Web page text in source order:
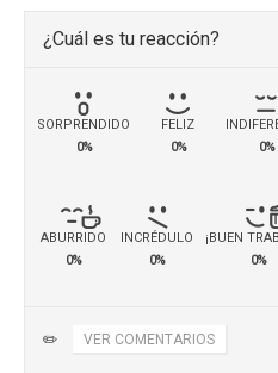
¿Cuál es tu reacción?
SORPRENDIDO
0%
FELIZ
0%
0%
ABURRIDO
0%
INCRÉDULO
0%
¡BUEN
0%
✏️ VER COMENTARIOS